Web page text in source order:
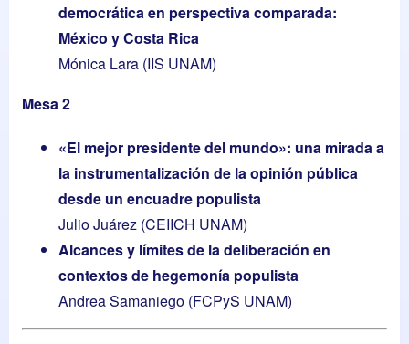
democrática en perspectiva comparada:
México y Costa Rica
Mónica Lara (IIS UNAM)
Mesa 2
«El mejor presidente del mundo»: una mirada a
la instrumentalización de la opinión pública
desde un encuadre populista
Julio Juárez (CEIICH UNAM)
Alcances y límites de la deliberación en
contextos de hegemonía populista
Andrea Samaniego (FCPyS UNAM)